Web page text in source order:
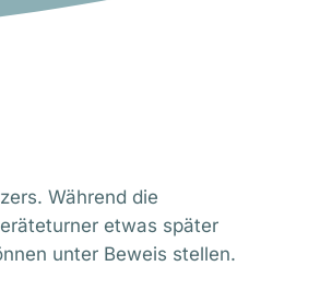
Während die
etwas später
unter Beweis stellen.